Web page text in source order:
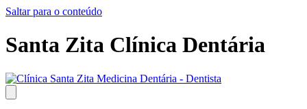
Saltar para o conteúdo
Santa Zita Clínica Dentária